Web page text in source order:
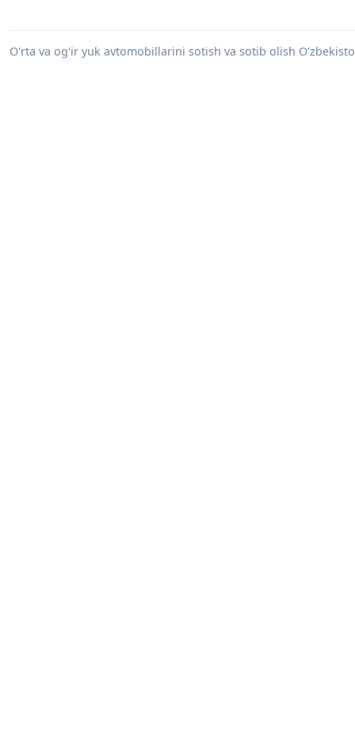
O'rta va og'ir yuk avtomobillarini sotish va sotib olish